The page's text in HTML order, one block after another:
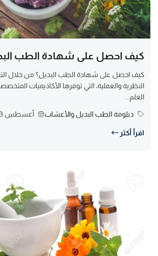
كيف احصل على شهادة الطب
كيف احصل على شهادة الطب البديل؟ من خلال
النظرية والعملية، التي توفرها الأكاديميات
العلم...
دبلومة الطب البديل والأعشاب أغسطس 3, 2026
اقرأ أكثر